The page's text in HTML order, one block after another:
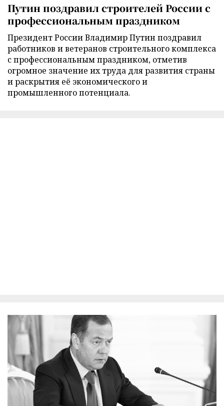
Путин поздравил строителей России с
профессиональным праздником
Президент России Владимир Путин поздравил
работников и ветеранов строительного комплекса
с профессиональным праздником, отметив
огромное значение их труда для развития страны
и раскрытия её экономического и
промышленного потенциала.